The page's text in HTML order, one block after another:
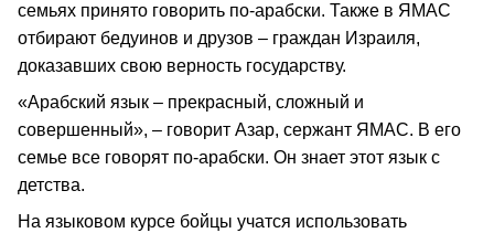
семьях принято говорить по-арабски. Также в ЯМАС
отбирают бедуинов и друзов – граждан Израиля,
доказавших свою верность государству.
«Арабский язык – прекрасный, сложный и
совершенный», – говорит Азар, сержант ЯМАС. В его
семье все говорят по-арабски. Он знает этот язык с
детства.
На языковом курсе бойцы учатся использовать